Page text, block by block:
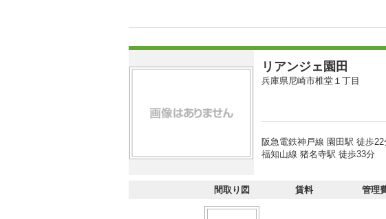
リアンジェ園田
兵庫県尼崎市椎堂１丁目
阪急電鉄神戸線 園田駅 徒歩22
福知山線 猪名寺駅 徒歩33分
間取り図 賃料 管理